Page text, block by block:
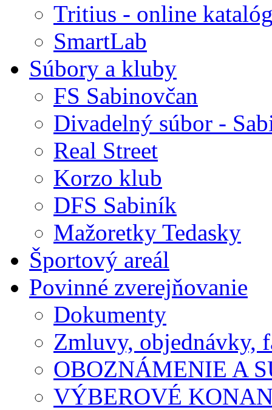
Tritius - online
SmartLab
Súbory a kluby
FS Sabinovčan
Divadelný súbor -
Real Street
Korzo klub
DFS Sabiník
Mažoretky Tedasky
Športový areál
Povinné zverejňovanie
Dokumenty
Zmluvy, objednávky,
OBOZNÁMENIE A
VÝBEROVÉ